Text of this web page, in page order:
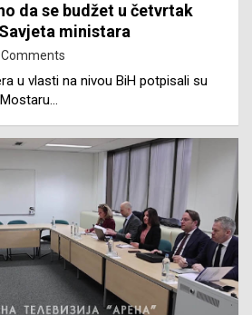
da se budžet u četvrtak
ministara
Comments
u vlasti na nivou BiH potpisali su